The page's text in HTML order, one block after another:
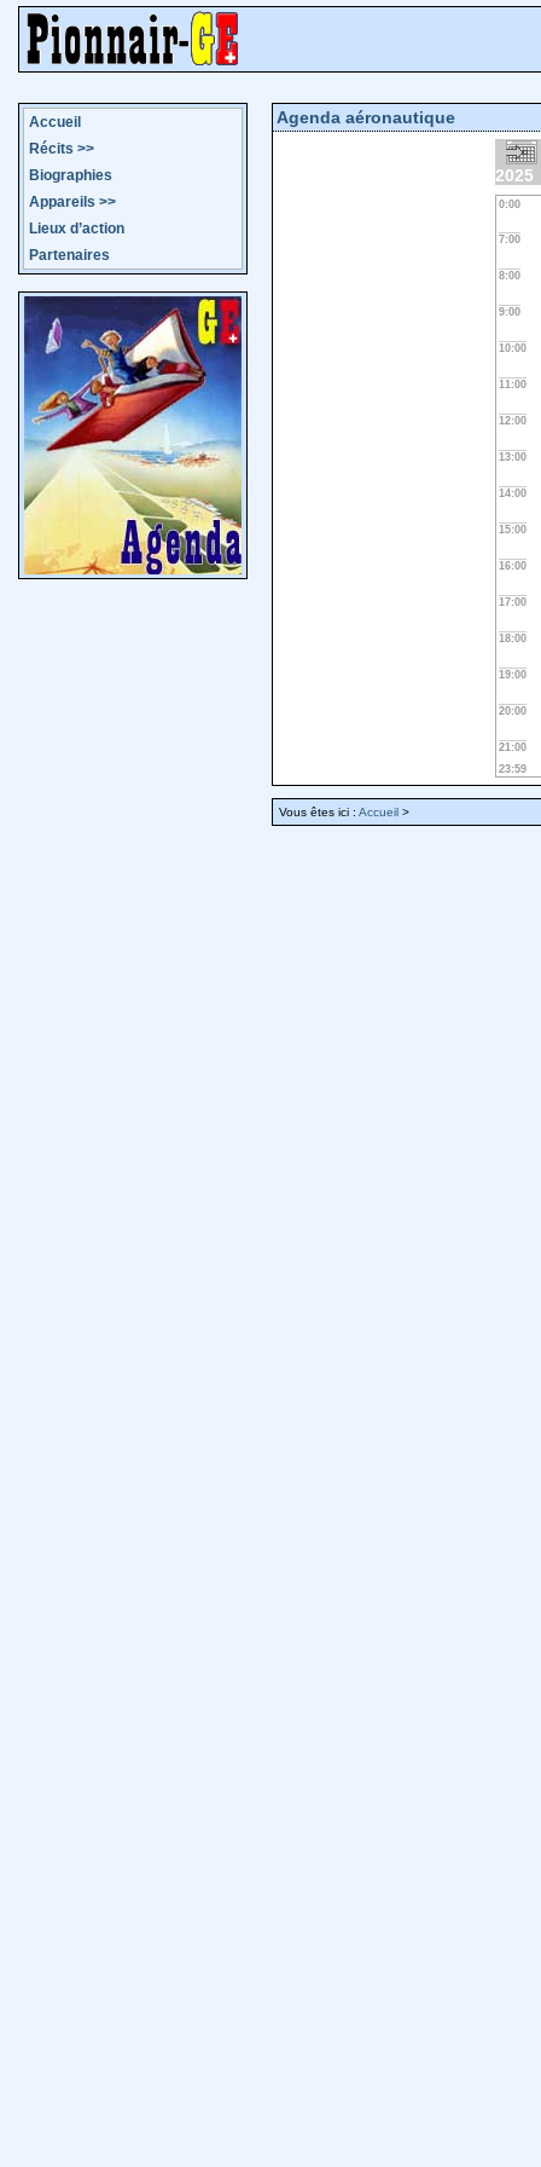
Accueil
Récits >>
Biographies
Appareils >>
Lieux d’action
Partenaires
Agenda aéronautique
2025
0:00
7:00
8:00
9:00
10:00
11:00
12:00
13:00
14:00
15:00
16:00
17:00
18:00
19:00
20:00
21:00
23:59
Vous êtes ici : Accueil >